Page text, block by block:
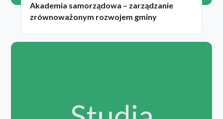
Akademia samorządowa – zarządzanie
zrównoważonym rozwojem gminy